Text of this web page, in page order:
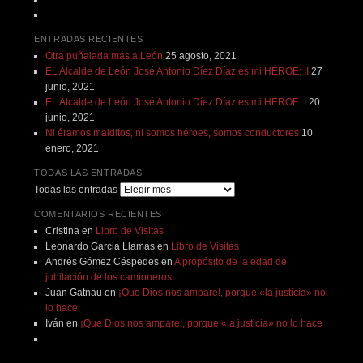
ENTRADAS RECIENTES
Otra puñalada más a León 25 agosto, 2021
EL Alcalde de León José Antonio Díez Díaz es mi HÉROE: II
27
junio, 2021
EL Alcalde de León José Antonio Díez Díaz es mi HÉROE: I
20
junio, 2021
Ni éramos malditos, ni somos héroes, somos conductores 10
enero, 2021
TODAS LAS ENTRADAS
Todas las entradas
COMENTARIOS RECIENTES
Cristinaen Libro de Visitas
Leonardo Garcia Llamasen Libro de Visitas
Andrés Gómez Céspedesen A propósito de la edad de
jubilación de los camioneros
Juan Gatnau en ¡Que Dios nos ampare!, porque «la justicia» no
lo hace
Iván en ¡Que Dios nos ampare!, porque «la justicia» no lo hace